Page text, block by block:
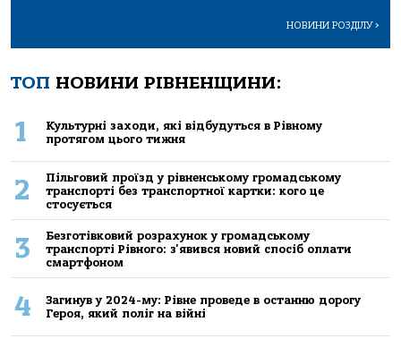
НОВИНИ РОЗДІЛУ>
ТОП НОВИНИ РІВНЕНЩИНИ:
1
Культурні заходи, які відбудуться в Рівному
протягом цього тижня
2
Пільговий проїзд у рівненському громадському
транспорті без транспортної картки: кого це
стосується
3
Безготівковий розрахунок у громадському
транспорті Рівного: з'явився новий спосіб оплати
смартфоном
4
Загинув у 2024-му: Рівне проведе в останню дорогу
Героя, який поліг на війні